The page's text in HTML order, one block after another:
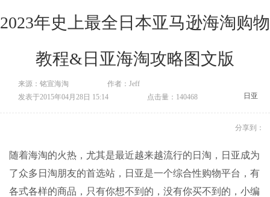
2023年史上最全日本亚马逊海淘购物
教程&日亚海淘攻略图文版
来源：铭宣海淘
作者：Jeff
发表于2015年04月28日 15:14
点击量：140468 日亚
分享到：
随着海淘的火热，尤其是最近越来越流行的日淘，日亚成为
了众多日淘朋友的首选站，日亚是一个综合性购物平台，有
各式各样的商品，只有你想不到的，没有你买不到的，小编